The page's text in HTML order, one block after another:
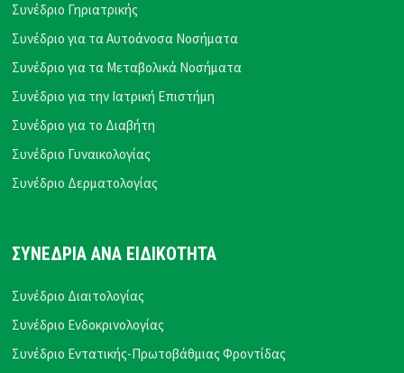
Συνέδριο Γηριατρικής
Συνέδριο για τα Αυτοάνοσα Νοσήματα
Συνέδριο για τα Μεταβολικά Νοσήματα
Συνέδριο για την Ιατρική Επιστήμη
Συνέδριο για το Διαβήτη
Συνέδριο Γυναικολογίας
Συνέδριο Δερματολογίας
ΣΥΝΕΔΡΙΑ ΑΝΑ ΕΙΔΙΚΟΤΗΤΑ
Συνέδριο Διαιτολογίας
Συνέδριο Ενδοκρινολογίας
Συνέδριο Εντατικής-Πρωτοβάθμιας Φροντίδας